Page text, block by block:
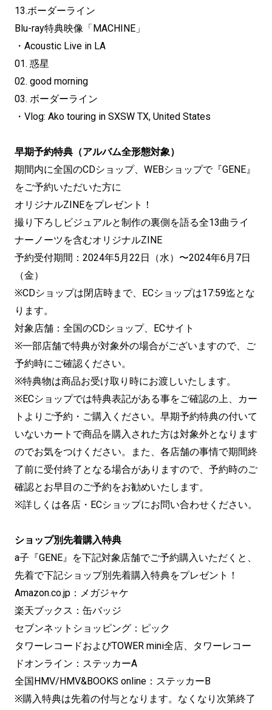
13.ボーダーライン
Blu-ray特典映像「MACHINE」
・Acoustic Live in LA
01. 惑星
02. good morning
03. ボーダーライン
・Vlog: Ako touring in SXSW TX, United States
早期予約特典（アルバム全形態対象）
期間内に全国のCDショップ、WEBショップで『GENE』
をご予約いただいた方に
オリジナルZINEをプレゼント！
撮り下ろしビジュアルと制作の裏側を語る全13曲ライ
ナーノーツを含むオリジナルZINE
予約受付期間：2024年5月22日（水）〜2024年6月7日
（金）
※CDショップは閉店時まで、ECショップは17:59迄とな
ります。
対象店舗：全国のCDショップ、ECサイト
※一部店舗で特典が対象外の場合がございますので、ご
予約時にご確認ください。
※特典物は商品お受け取り時にお渡しいたします。
※ECショップでは特典表記がある事をご確認の上、カー
トよりご予約・ご購入ください。早期予約特典の付いて
いないカートで商品を購入された方は対象外となります
のでお気をつけください。また、各店舗の事情で期間終
了前に受付終了となる場合がありますので、予約時のご
確認とお早目のご予約をお勧めいたします。
※詳しくは各店・ECショップにお問い合わせください。
ショップ別先着購入特典
a子『GENE』を下記対象店舗でご予約購入いただくと、
先着で下記ショップ別先着購入特典をプレゼント！
Amazon.co.jp：メガジャケ
楽天ブックス：缶バッジ
セブンネットショッピング：ピック
タワーレコードおよびTOWER mini全店、タワーレコー
ドオンライン：ステッカーA
全国HMV/HMV&BOOKS online：ステッカーB
※購入特典は先着の付与となります。なくなり次第終了